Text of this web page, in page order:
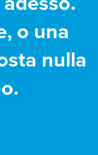
o una
nulla